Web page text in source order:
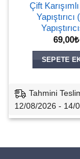
Çift
Yapıştırıcı
69,00₺
SEPETE
Tahmini
12/08/2026 - 14/